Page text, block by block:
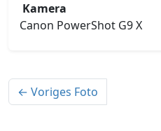
Kamera
Canon PowerShot G9 X
← Voriges Foto